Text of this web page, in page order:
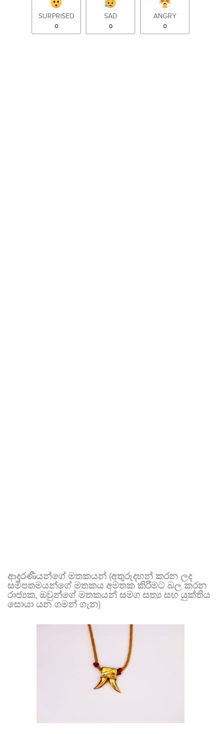
SURPRISED
0
SAD
0
ANGRY
0
ආදරණීයන්ගේ මතකයන් (අතුරුදහන් කරන ලද
සමීපතමයන්ගේ මතකය අමතක කිරීමට බල කරන
රාජ්‍යක, ඔවුන්ගේ මතකයන් සමග සත්‍ය සහ යුක්තිය
සොයා යන ගමන් ගැන)